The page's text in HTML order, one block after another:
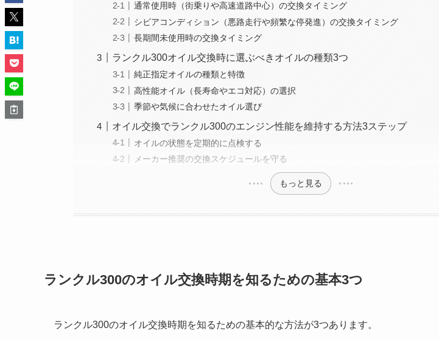
通常使用時（街乗りや高速道路中心）の交換タイミング
シビアコンディション（悪路走行や頻繁な停発進）の交換タイミング
長期間未使用時の交換タイミング
ランクル300オイル交換時に選ぶべきオイルの種類3つ
純正指定オイルの種類と特徴
高性能オイル（長寿命やエコ対応）の選択
季節や気候に合わせたオイル選び
オイル交換でランクル300のエンジン性能を維持する方法3ステップ
オイルの状態を定期的に点検する
メーカー推奨の交換スケジュールを守る
もっと見る
ランクル300のオイル交換時期を知るための基本3つ
ランクル300のオイル交換時期を知るための基本的な方法が3つあります。